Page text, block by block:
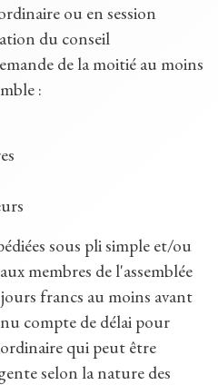
ou en session
du conseil
de la moitié au moins
:
sous pli simple et/ou
membres de l'assemblée
francs au moins avant
compte de délai pour
qui peut être
selon la nature des